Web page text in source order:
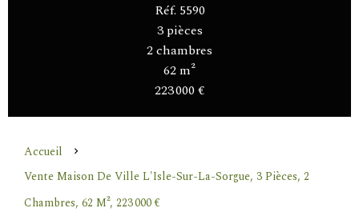
Réf. 5590
3 pièces
2 chambres
62 m²
223 000 €
Accueil
Vente Maison De Ville L'Isle-Sur-La-Sorgue, 3 Pièces, 2
Chambres, 62 M², 223 000 €